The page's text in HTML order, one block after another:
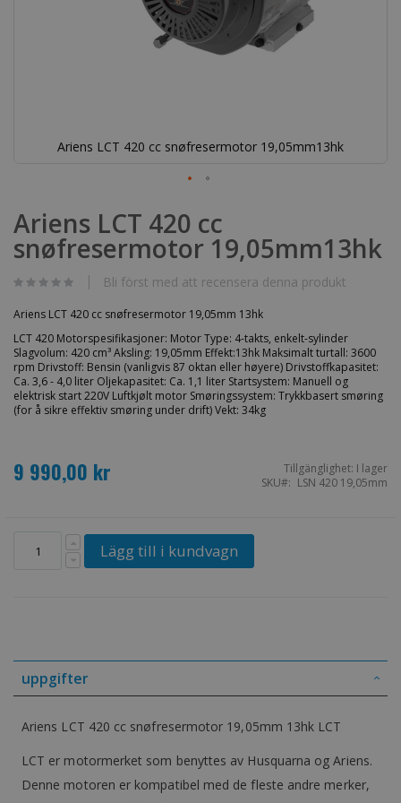
Ariens LCT 420 cc snøfresermotor 19,05mm13hk
till
början
av
bildgalleriet
Ariens LCT 420 cc
snøfresermotor 19,05mm13hk
Bli först med att recensera denna produkt
Ariens LCT 420 cc snøfresermotor 19,05mm 13hk
LCT 420 Motorspesifikasjoner: Motor Type: 4-takts, enkelt-sylinder
Slagvolum: 420 cm³ Aksling: 19,05mm Effekt:13hk Maksimalt turtall: 3600
rpm Drivstoff: Bensin (vanligvis 87 oktan eller høyere) Drivstoffkapasitet:
Ca. 3,6 - 4,0 liter Oljekapasitet: Ca. 1,1 liter Startsystem: Manuell og
elektrisk start 220V Luftkjølt motor Smøringssystem: Trykkbasert smøring
(for å sikre effektiv smøring under drift) Vekt: 34kg
9 990,00 kr Tillgänglighet: I lager
SKU
LSN 420 19,05mm
Lägg till i kundvagn
uppgifter
Ariens LCT 420 cc snøfresermotor 19,05mm 13hk LCT
LCT er motormerket som benyttes av Husquarna og Ariens.
Denne motoren er kompatibel med de fleste andre merker,